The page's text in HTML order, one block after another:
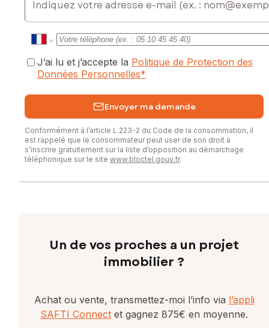
J’ai lu et j’accepte la Politique de Protection des
Données Personnelles*
Envoyer ma demande
Conformément à l’article L.223-2 du Code de la consommation, il
est rappelé que le consommateur peut user de son droit à
s’inscrire gratuitement sur la liste d’opposition au démarchage
téléphonique sur le site www.bloctel.gouv.fr.
Un de vos proches a un projet
immobilier ?
Achat ou vente, transmettez-moi l’info via l’appli
SAFTI Connect et gagnez 875€ en moyenne.